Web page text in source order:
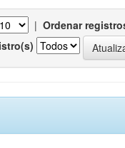
| Ordenar